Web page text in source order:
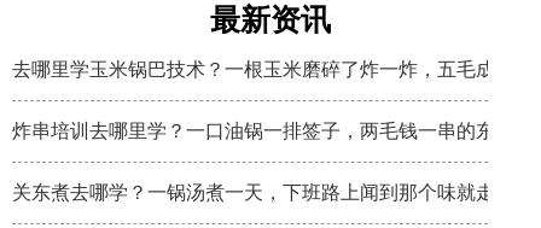
最新资讯
去哪里学玉米锅巴技术？一根玉米磨碎了炸一炸，五毛成本卖
炸串培训去哪里学？一口油锅一排签子，两毛钱一串的东西炸
关东煮去哪学？一锅汤煮一天，下班路上闻到那个味就走不动